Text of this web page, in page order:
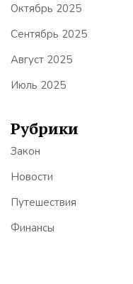
Октябрь 2025
Сентябрь 2025
Август 2025
Июль 2025
Рубрики
Закон
Новости
Путешествия
Финансы